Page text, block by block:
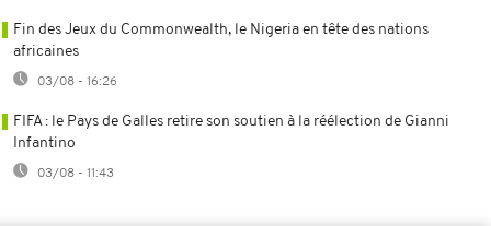
Fin des Jeux du Commonwealth, le Nigeria en tête des nations
africaines
03/08 - 16:26
FIFA : le Pays de Galles retire son soutien à la réélection de Gianni
Infantino
03/08 - 11:43